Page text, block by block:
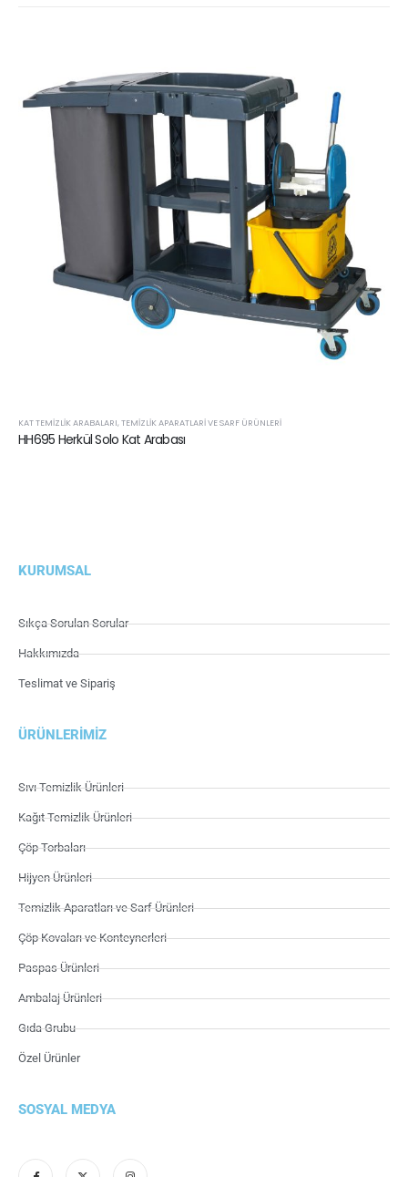
KAT TEMIZLIK ARABALARI,TEMIZLIK APARATLARI VE SARF ÜRÜNLERI
HH695 Herkül Solo Kat Arabası
KURUMSAL
Sıkça Sorulan Sorular
Hakkımızda
Teslimat ve Sipariş
ÜRÜNLERIMIZ
Sıvı Temizlik Ürünleri
Kağıt Temizlik Ürünleri
Çöp Torbaları
Hijyen Ürünleri
Temizlik Aparatları ve Sarf Ürünleri
Çöp Kovaları ve Konteynerleri
Paspas Ürünleri
Ambalaj Ürünleri
Gıda Grubu
Özel Ürünler
SOSYAL MEDYA